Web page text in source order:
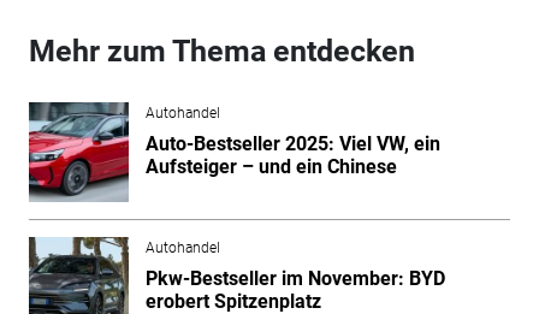
Mehr zum Thema entdecken
Autohandel
Auto-Bestseller 2025: Viel VW, ein
Aufsteiger – und ein Chinese
Autohandel
Pkw-Bestseller im November: BYD
erobert Spitzenplatz